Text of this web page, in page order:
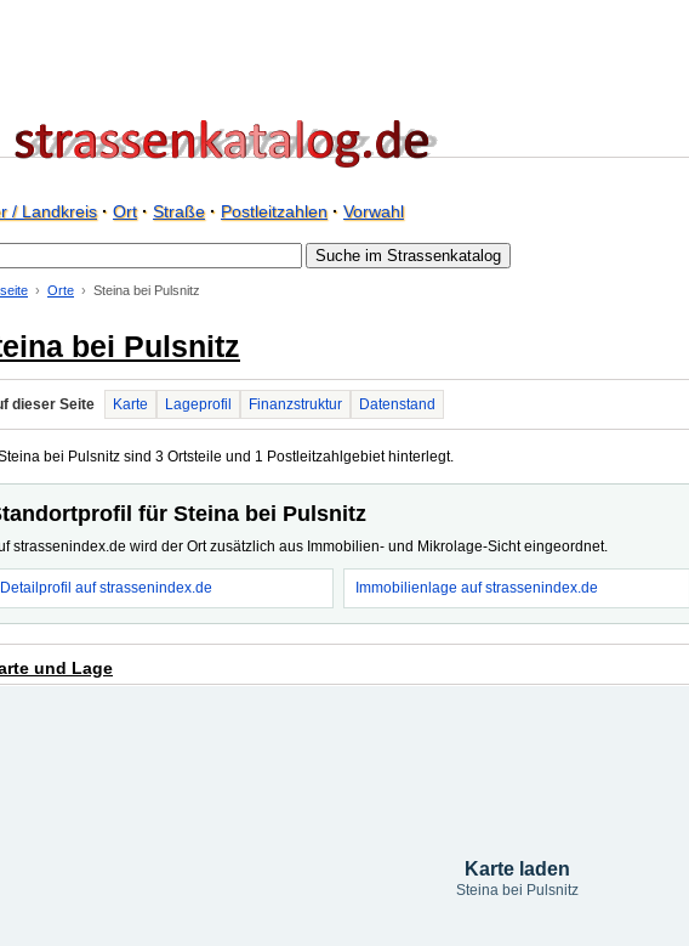
/ Landkreis· Ort· Straße· Postleitzahlen· Vorwahl
Orte Steina bei Pulsnitz
bei Pulsnitz
dieser Seite Karte Lageprofil Finanzstruktur Datenstand
bei Pulsnitz sind 3 Ortsteile und 1 Postleitzahlgebiet hinterlegt.
für Steina bei Pulsnitz
strassenindex.de wird der Ort zusätzlich aus Immobilien- und Mikrolage-Sicht eingeordnet.
Detailprofil auf strassenindex.de Immobilienlage auf strassenindex.de
und Lage
Karte laden
Steina bei Pulsnitz